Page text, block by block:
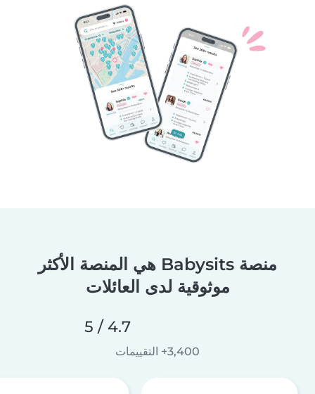
منصة Babysits هي المنصة الأكثر
موثوقية لدى العائلات
4.7 / 5
3,400+ التقييمات